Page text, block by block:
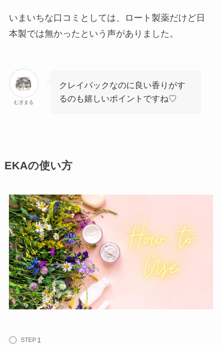
いまいちな口コミとしては、ロート製薬だけど日
本製では無かったという声がありました。
むぎまる
クレイパックなのに良い香りがす
るのも嬉しいポイントですね♡
EKAの使い方
STEP